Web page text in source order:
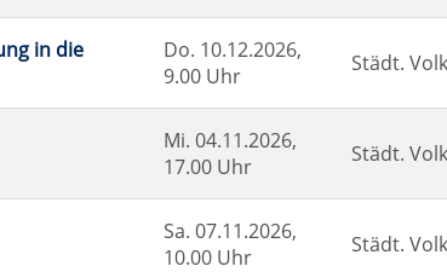
in die
Do. 10.12.2026,
9.00 Uhr
Städt.
Mi. 04.11.2026,
17.00 Uhr
Städt.
Sa. 07.11.2026,
10.00 Uhr
Städt.